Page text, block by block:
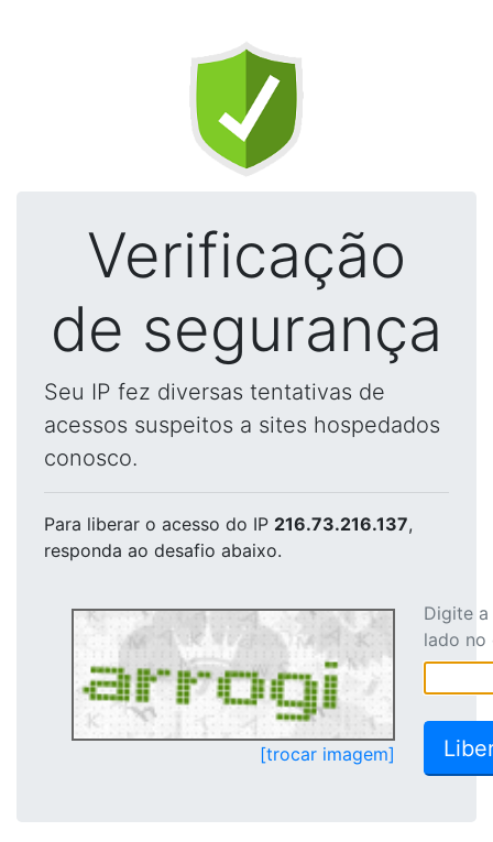
Verificação
de segurança
Seu IP fez diversas tentativas de
acessos suspeitos a sites hospedados
conosco.
Para liberar o acesso do IP 216.73.216.137,
responda ao desafio abaixo.
[trocar imagem]
Digite
lado no